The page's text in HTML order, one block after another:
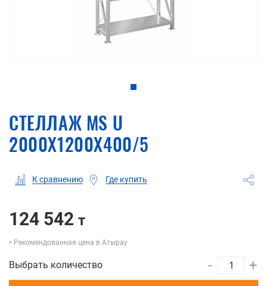
СТЕЛЛАЖ MS U
2000X1200X400/5
К сравнению Где купить
124 542 т
Рекомендованная цена в Атырау
Выбрать количество - +